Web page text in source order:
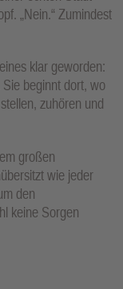
„Nein.“ Zumindest
klar geworden:
beginnt dort, wo
zuhören und
großen
wie jeder
den
keine Sorgen